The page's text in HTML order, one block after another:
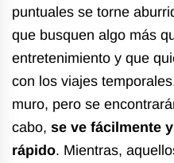
puntuales se torne
que busquen algo más
entretenimiento y que
con los viajes
muro, pero se
cabo, se ve fácilmente
rápido. Mientras,